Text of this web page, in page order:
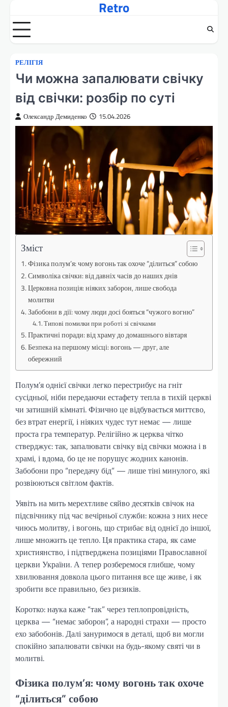
вмісту
Retro
РЕЛІГІЯ
Чи можна запалювати свічку
від свічки: розбір по суті
Олександр Демиденко 15.04.2026
Зміст
Фізика полум’я: чому вогонь так охоче “ділиться” собою
Символіка свічки: від давніх часів до наших днів
Церковна позиція: ніяких заборон, лише свобода
молитви
Забобони в дії: чому люди досі бояться “чужого вогню”
Типові помилки при роботі зі свічками
Практичні поради: від храму до домашнього вівтаря
Безпека на першому місці: вогонь — друг, але
обережний
Полум’я однієї свічки легко перестрибує на гніт
сусідньої, ніби передаючи естафету тепла в тихій церкві
чи затишній кімнаті. Фізично це відбувається миттєво,
без втрат енергії, і ніяких чудес тут немає — лише
проста гра температур. Релігійно ж церква чітко
стверджує: так, запалювати свічку від свічки можна і в
храмі, і вдома, бо це не порушує жодних канонів.
Забобони про “передачу бід” — лише тіні минулого, які
розвіюються світлом фактів.
Уявіть на мить мерехтливе сяйво десятків свічок на
підсвічнику під час вечірньої служби: кожна з них несе
чиюсь молитву, і вогонь, що стрибає від однієї до іншої,
лише множить це тепло. Ця практика стара, як саме
християнство, і підтверджена позиціями Православної
церкви України. А тепер розберемося глибше, чому
хвилювання довкола цього питання все ще живе, і як
зробити все правильно, без ризиків.
Коротко: наука каже “так” через теплопровідність,
церква — “немає заборон”, а народні страхи — просто
ехо забобонів. Далі зануримося в деталі, щоб ви могли
спокійно запалювати свічки на будь-якому святі чи в
молитві.
Фізика полум’я: чому вогонь так охоче
“ділиться” собою